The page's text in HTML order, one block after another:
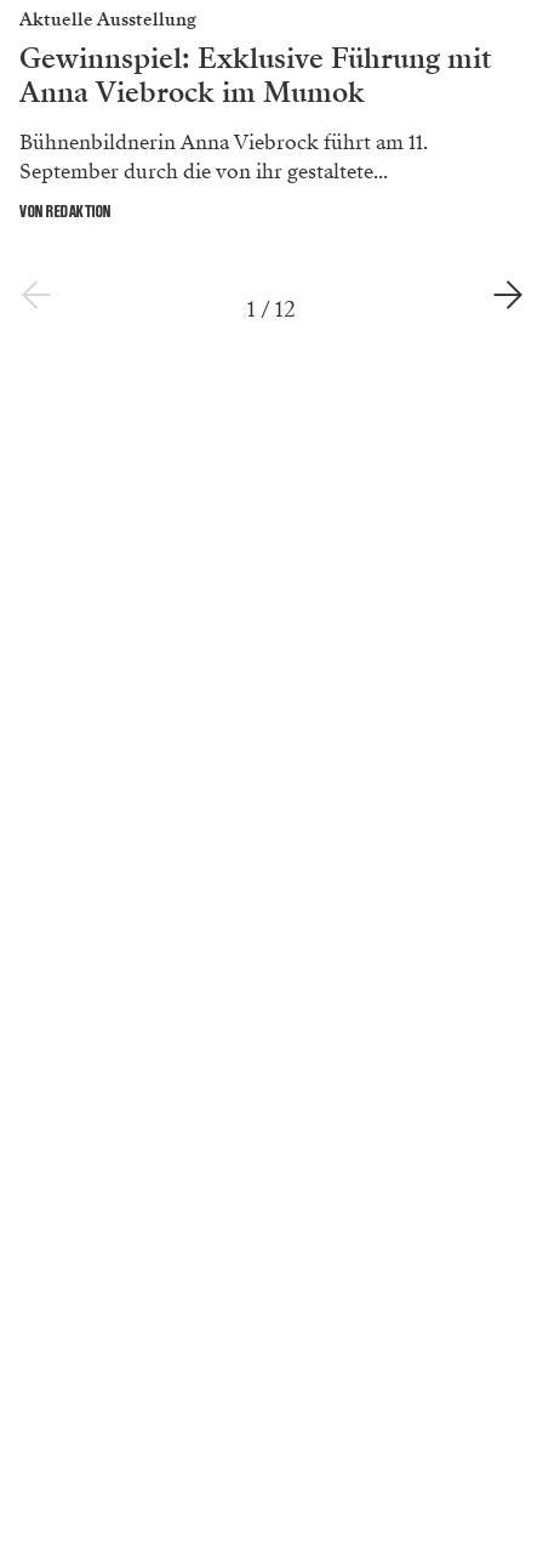
Aktuelle Ausstellung
Gewinnspiel: Exklusive Führung mit
Anna Viebrock im Mumok
Bühnenbildnerin Anna Viebrock führt am 11.
September durch die von ihr gestaltete...
VON REDAKTION
1 /12